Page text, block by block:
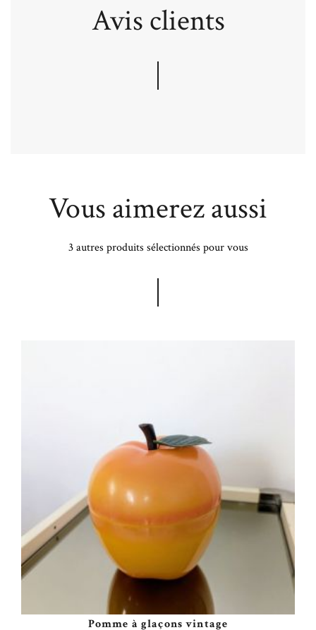
Avis clients
Vous aimerez aussi
3 autres produits sélectionnés pour vous
Pomme à glaçons vintage